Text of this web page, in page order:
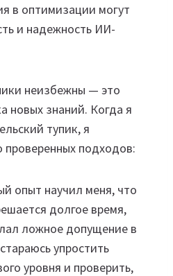
в оптимизации могут
и надежность ИИ-
неизбежны — это
новых знаний. Когда я
тупик, я
проверенных подходов:
опыт научил меня, что
долгое время,
ложное допущение в
упростить
уровня и проверить,